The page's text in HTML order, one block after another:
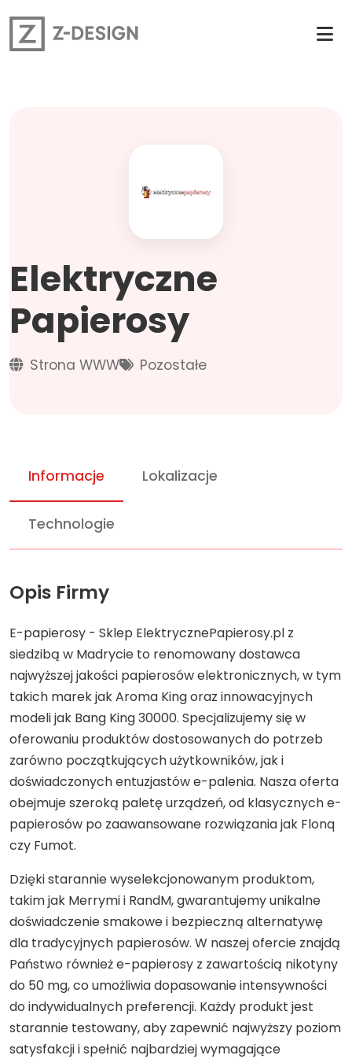
Elektryczne
Papierosy
Strona WWW Pozostałe
Informacje Lokalizacje
Technologie
Opis Firmy
E-papierosy - Sklep ElektrycznePapierosy.pl z
siedzibą w Madrycie to renomowany dostawca
najwyższej jakości papierosów elektronicznych, w tym
takich marek jak Aroma King oraz innowacyjnych
modeli jak Bang King 30000. Specjalizujemy się w
oferowaniu produktów dostosowanych do potrzeb
zarówno początkujących użytkowników, jak i
doświadczonych entuzjastów e-palenia. Nasza oferta
obejmuje szeroką paletę urządzeń, od klasycznych e-
papierosów po zaawansowane rozwiązania jak Flonq
czy Fumot.
Dzięki starannie wyselekcjonowanym produktom,
takim jak Merrymi i RandM, gwarantujemy unikalne
doświadczenie smakowe i bezpieczną alternatywę
dla tradycyjnych papierosów. W naszej ofercie znajdą
Państwo również e-papierosy z zawartością nikotyny
do 50 mg, co umożliwia dopasowanie intensywności
do indywidualnych preferencji. Każdy produkt jest
starannie testowany, aby zapewnić najwyższy poziom
satysfakcji i spełnić najbardziej wymagające